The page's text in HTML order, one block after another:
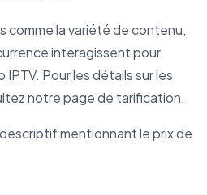
comme la variété de contenu,
interagissent pour
Pour les détails sur les
notre page de tarification.
mentionnant le prix de